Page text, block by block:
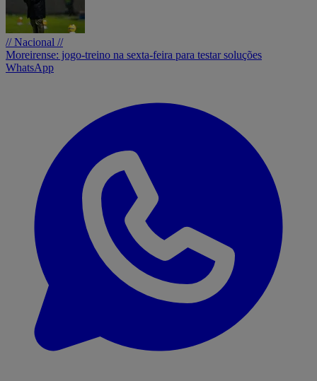
// Nacional //
Moreirense: jogo-treino na sexta-feira para testar soluções
WhatsApp